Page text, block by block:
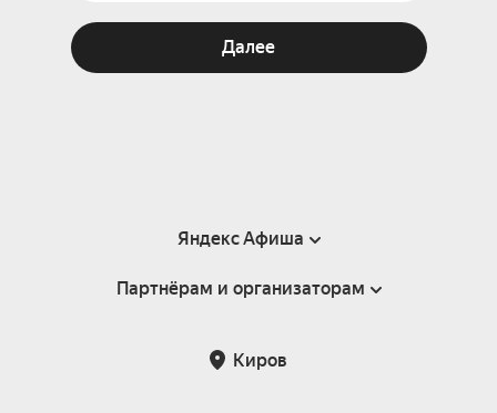
Далее
Яндекс Афиша
Справка
Подарочные сертификаты
Партнёрам и организаторам
Киров